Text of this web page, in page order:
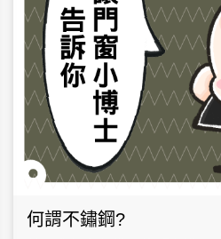
何謂不鏽鋼?